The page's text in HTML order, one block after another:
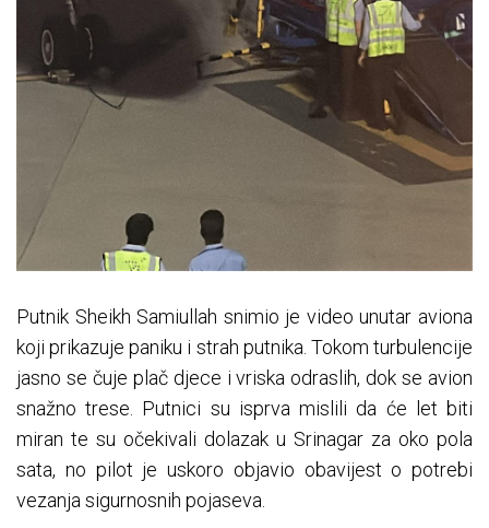
Putnik Sheikh Samiullah snimio je video unutar aviona
koji prikazuje paniku i strah putnika. Tokom turbulencije
jasno se čuje plač djece i vriska odraslih, dok se avion
snažno trese. Putnici su isprva mislili da će let biti
miran te su očekivali dolazak u Srinagar za oko pola
sata, no pilot je uskoro objavio obavijest o potrebi
vezanja sigurnosnih pojaseva.